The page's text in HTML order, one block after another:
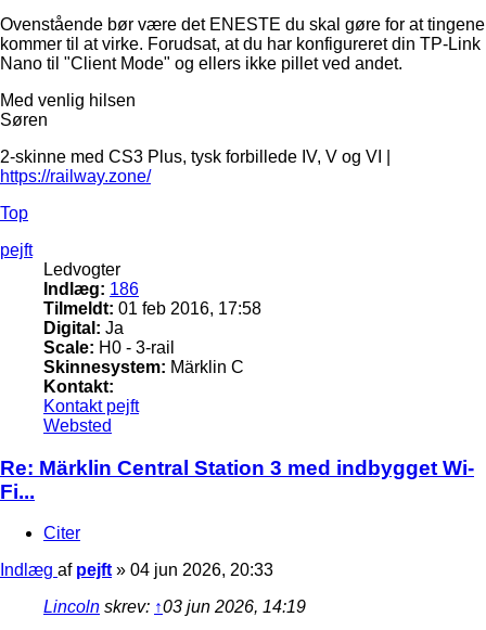
Ovenstående bør være det ENESTE du skal gøre for at tingene
kommer til at virke. Forudsat, at du har konfigureret din TP-Link
Nano til "Client Mode" og ellers ikke pillet ved andet.
Med venlig hilsen
Søren
2-skinne med CS3 Plus, tysk forbillede IV, V og VI |
https://railway.zone/
Top
pejft
Ledvogter
Indlæg: 186
Tilmeldt: 01 feb 2016, 17:58
Digital: Ja
Scale: H0 - 3-rail
Skinnesystem: Märklin C
Kontakt:
Kontakt pejft
Websted
Re: Märklin Central Station 3 med indbygget Wi-
Fi...
Citer
Indlæg af pejft » 04 jun 2026, 20:33
Lincoln skrev: ↑03 jun 2026, 14:19